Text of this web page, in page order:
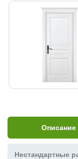
Описание
Нестандартные